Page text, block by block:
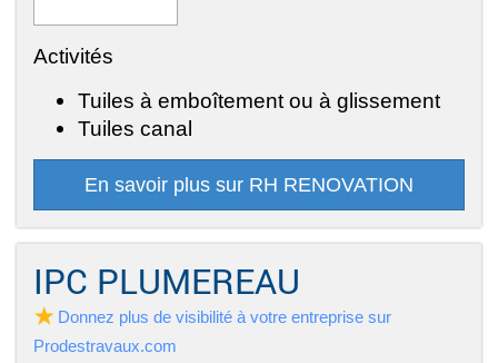
Activités
Tuiles à emboîtement ou à glissement
Tuiles canal
En savoir plus sur RH RENOVATION
IPC PLUMEREAU
Donnez plus de visibilité à votre entreprise sur
Prodestravaux.com